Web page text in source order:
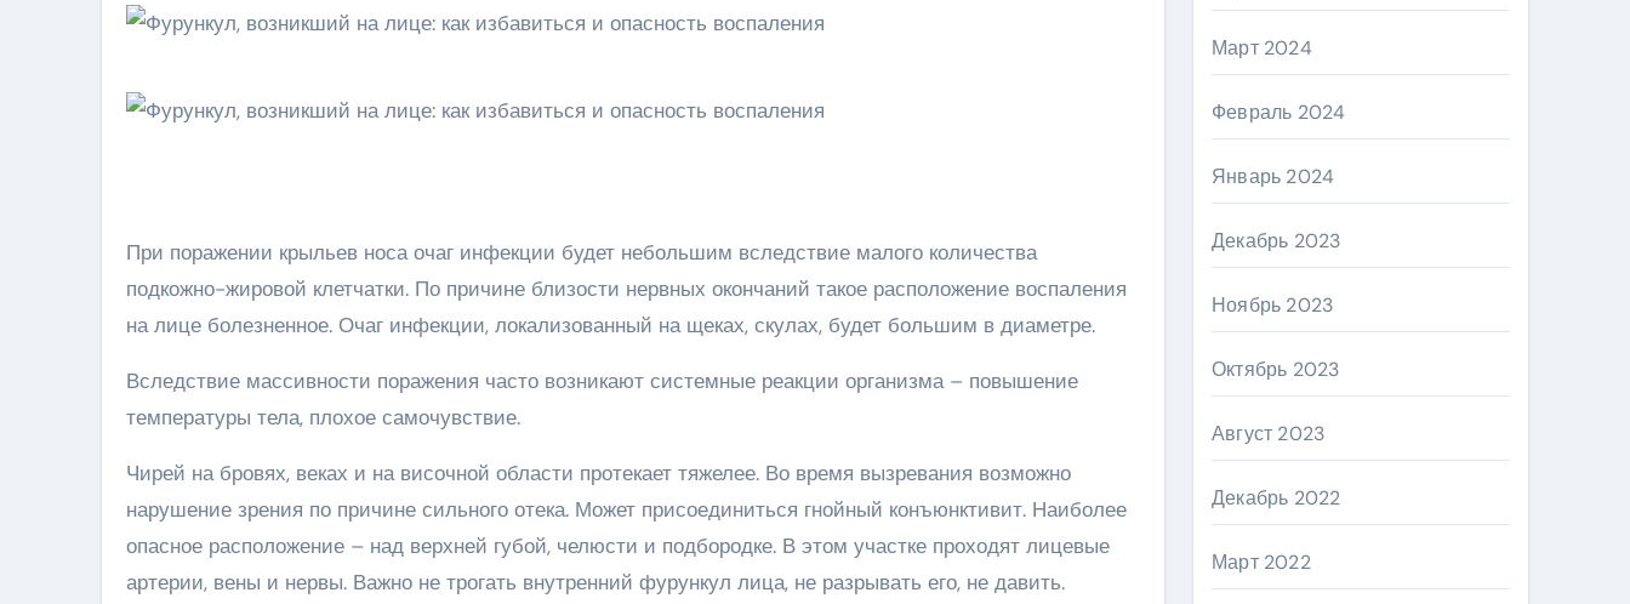
При поражении крыльев носа очаг инфекции будет небольшим вследствие малого количества
подкожно-жировой клетчатки. По причине близости нервных окончаний такое расположение воспаления
на лице болезненное. Очаг инфекции, локализованный на щеках, скулах, будет большим в диаметре.
Вследствие массивности поражения часто возникают системные реакции организма – повышение
температуры тела, плохое самочувствие.
Чирей на бровях, веках и на височной области протекает тяжелее. Во время вызревания возможно
нарушение зрения по причине сильного отека. Может присоединиться гнойный конъюнктивит. Наиболее
опасное расположение – над верхней губой, челюсти и подбородке. В этом участке проходят лицевые
артерии, вены и нервы. Важно не трогать внутренний фурункул лица, не разрывать его, не давить.
Март 2024
Февраль 2024
Январь 2024
Декабрь 2023
Ноябрь 2023
Октябрь 2023
Август 2023
Декабрь 2022
Март 2022